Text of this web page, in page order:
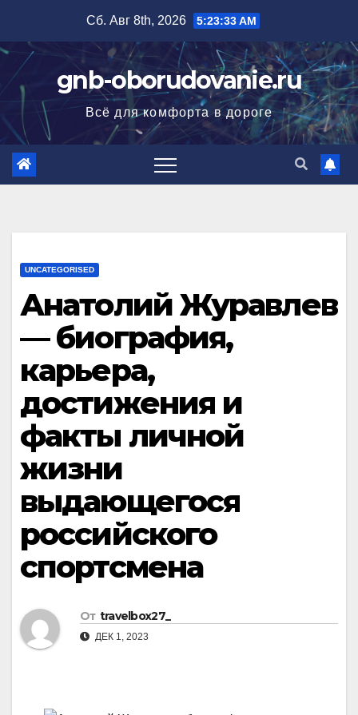
содержимому
Сб. Авг 8th, 2026 5:23:34 AM
gnb-oborudovanie.ru
Всё для комфорта в дороге
UNCATEGORISED
Анатолий Журавлев
— биография,
карьера,
достижения и
факты личной
жизни
выдающегося
российского
спортсмена
От travelbox27_
ДЕК 1, 2023